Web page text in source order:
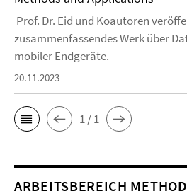
Prof. Dr. Eid und Koautoren
zusammenfassendes Werk über
mobiler Endgeräte.
20.11.2023
1 / 1
ARBEITSBEREICH